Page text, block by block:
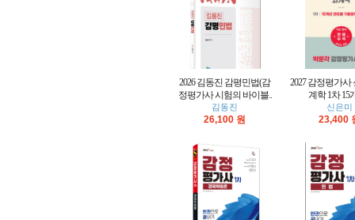
2026 김동진 감평민법(감
정평가사 시험의 바이블..
김동진
26,100 원
2027 감정평가사
계학 1차 15
신은미
23,400